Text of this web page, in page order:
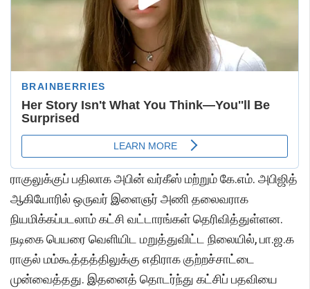
ராகுலுக்குப் பதிலாக அபின் வர்கீஸ் மற்றும் கே.எம். அபிஜித்
ஆகியோரில் ஒருவர் இளைஞர் அணி தலைவராக
நியமிக்கப்படலாம் கட்சி வட்டாரங்கள் தெரிவித்துள்ளன.
நடிகை பெயரை வெளியிட மறுத்துவிட்ட நிலையில், பா.ஜ.க
ராகுல் மம்கூத்தத்திலுக்கு எதிராக குற்றச்சாட்டை
முன்வைத்தது. இதனைத் தொடர்ந்து கட்சிப் பதவியை